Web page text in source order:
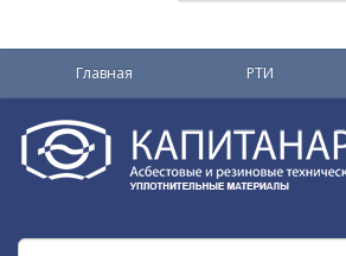
Главная РТИ